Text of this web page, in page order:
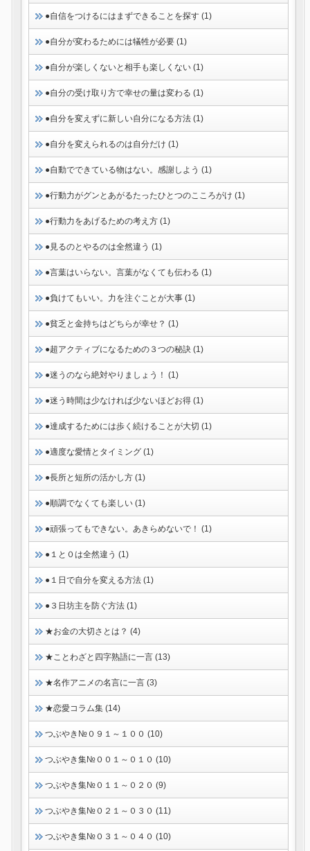
●自信をつけるにはまずできることを探す (1)
●自分が変わるためには犠牲が必要 (1)
●自分が楽しくないと相手も楽しくない (1)
●自分の受け取り方で幸せの量は変わる (1)
●自分を変えずに新しい自分になる方法 (1)
●自分を変えられるのは自分だけ (1)
●自動でできている物はない。感謝しよう (1)
●行動力がグンとあがるたったひとつのこころがけ (1)
●行動力をあげるための考え方 (1)
●見るのとやるのは全然違う (1)
●言葉はいらない。言葉がなくても伝わる (1)
●負けてもいい。力を注ぐことが大事 (1)
●貧乏と金持ちはどちらが幸せ？ (1)
●超アクティブになるための３つの秘訣 (1)
●迷うのなら絶対やりましょう！ (1)
●迷う時間は少なければ少ないほどお得 (1)
●達成するためには歩く続けることが大切 (1)
●適度な愛情とタイミング (1)
●長所と短所の活かし方 (1)
●順調でなくても楽しい (1)
●頑張ってもできない。あきらめないで！ (1)
●１と０は全然違う (1)
●１日で自分を変える方法 (1)
●３日坊主を防ぐ方法 (1)
★お金の大切さとは？ (4)
★ことわざと四字熟語に一言 (13)
★名作アニメの名言に一言 (3)
★恋愛コラム集 (14)
つぶやき№０９１～１００ (10)
つぶやき集№００１～０１０ (10)
つぶやき集№０１１～０２０ (9)
つぶやき集№０２１～０３０ (11)
つぶやき集№０３１～０４０ (10)